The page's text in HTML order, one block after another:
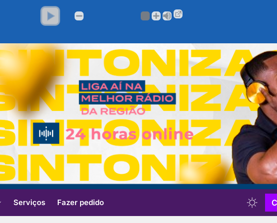
Serviços Fazer pedido